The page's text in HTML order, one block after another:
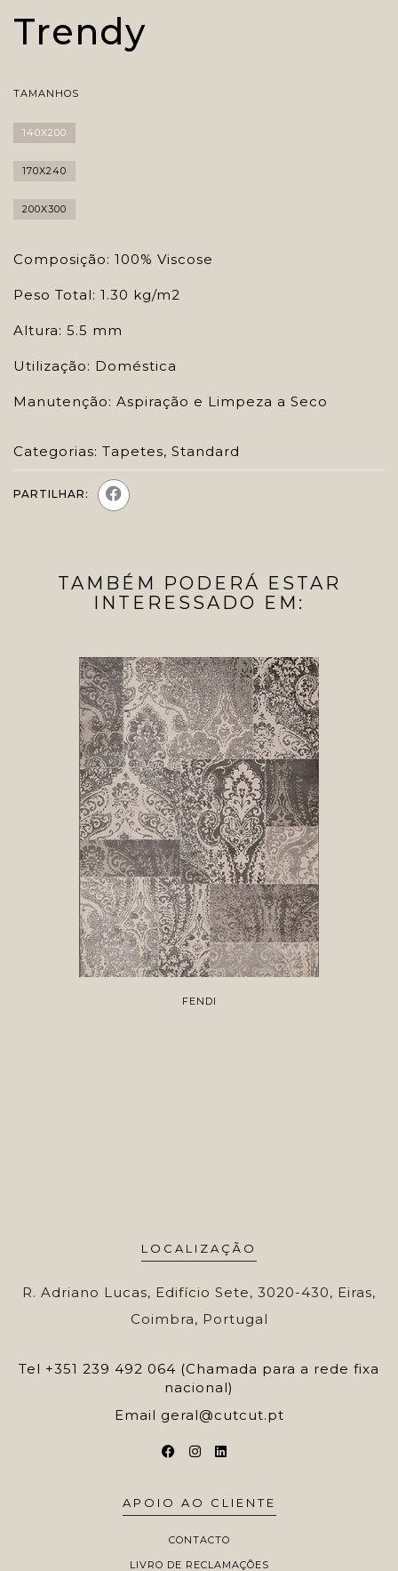
Trendy
TAMANHOS
140X200
170X240
200X300
Composição: 100% Viscose
Peso Total: 1.30 kg/m2
Altura: 5.5 mm
Utilização: Doméstica
Manutenção: Aspiração e Limpeza a Seco
Categorias: Tapetes, Standard
PARTILHAR:
TAMBÉM PODERÁ ESTAR
INTERESSADO EM:
FENDI
LOCALIZAÇÃO
R. Adriano Lucas, Edifício Sete, 3020-430, Eiras,
Coimbra, Portugal
Tel +351 239 492 064 (Chamada para a rede fixa
nacional)
Email geral@cutcut.pt
APOIO AO CLIENTE
CONTACTO
LIVRO DE RECLAMAÇÕES